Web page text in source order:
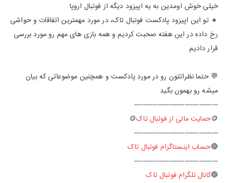
خیلی خوش اومدین به یه اپیزود دیگه از فوتبال اروپا
🔸 تو این اپیزود پادکست فوتبال تاک، در مورد مهمترین اتفاقات و حواشی
رخ داده در این هفته صحبت کردیم و همه بازی های مهم رو مورد بررسی
قرار دادیم
💬 حتما نظراتتون رو در مورد پادکست و همچنین موضوعاتی که بیان
میشه رو بهمون بگید
----------------------------------------
🪙حمایت مالی از فوتبال تاک🪙
----------------------------------------
🔴حساب اینستاگرام فوتبال تاک
----------------------------------------
🔵کانال تلگرام فوتبال تاک